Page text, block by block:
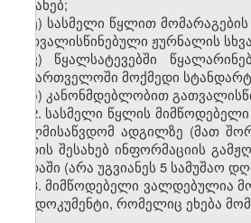
შესახებ;
ე) სასმელი წყლით
გათვალისწინებული ჟურნალის
ვ) წყალსატევებში
საქართველოში მოქმედი
ზ) კანონმდებლობით
2. სასმელი წყლის
ხელმისაწვდომ ადგილზე (მათ
პირის შესახებ ინფორმაციის
ვადაში (არა უგვიანეს 5
3. მიმწოდებელი ვალდებულია
თუ დოკუმენტი, რომელიც ეხება